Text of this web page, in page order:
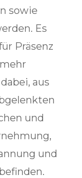
sowie
Es
Präsenz
aus
und
und